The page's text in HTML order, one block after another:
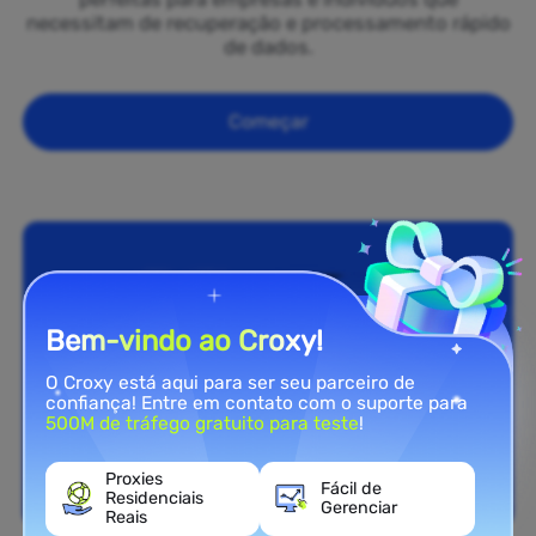
necessitam de recuperação e processamento rápido
de dados.
Começar
Bem-vindo ao Croxy!
O Croxy está aqui para ser seu parceiro de
confiança! Entre em contato com o suporte para
500M de tráfego gratuito para teste!
Proxies
Residenciais
Reais
Fácil de
Gerenciar